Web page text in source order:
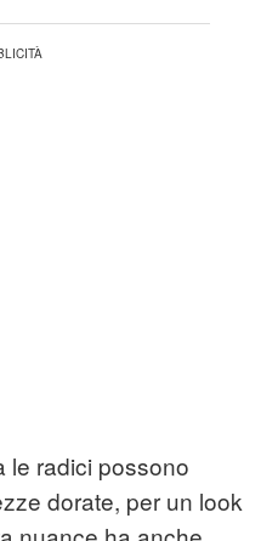
le radici possono
dorate, per un look